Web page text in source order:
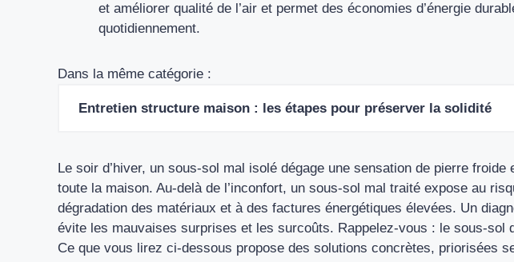
et améliorer qualité de l’air et permet des économies d’énergie
quotidiennement.
Dans la même catégorie :
Entretien structure maison : les étapes pour préserver la solidité
Le soir d’hiver, un sous-sol mal isolé dégage une sensation de pierre froide
toute la maison. Au-delà de l’inconfort, un sous-sol mal traité expose au
dégradation des matériaux et à des factures énergétiques élevées. Un
évite les mauvaises surprises et les surcoûts. Rappelez-vous : le sous-sol
Ce que vous lirez ci-dessous propose des solutions concrètes, priorisées